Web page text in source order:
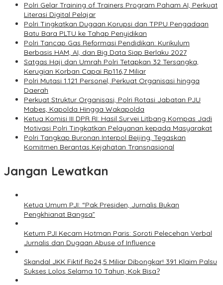
Polri Gelar Training of Trainers Program Paham AI, Perkuat
Literasi Digital Pelajar
Polri Tingkatkan Dugaan Korupsi dan TPPU Pengadaan
Batu Bara PLTU ke Tahap Penyidikan
Polri Tancap Gas Reformasi Pendidikan: Kurikulum
Berbasis HAM, AI, dan Big Data Siap Berlaku 2027
Satgas Haji dan Umrah Polri Tetapkan 32 Tersangka,
Kerugian Korban Capai Rp116,7 Miliar
Polri Mutasi 1.121 Personel, Perkuat Organisasi hingga
Daerah
Perkuat Struktur Organisasi, Polri Rotasi Jabatan PJU
Mabes, Kapolda Hingga Wakapolda
Ketua Komisi III DPR RI: Hasil Survei Litbang Kompas Jadi
Motivasi Polri Tingkatkan Pelayanan kepada Masyarakat
Polri Tangkap Buronan Interpol Beijing, Tegaskan
Komitmen Berantas Kejahatan Transnasional
Jangan Lewatkan
Ketua Umum PJI: “Pak Presiden, Jurnalis Bukan
Pengkhianat Bangsa”
Ketum PJI Kecam Hotman Paris: Soroti Pelecehan Verbal
Jurnalis dan Dugaan Abuse of Influence
Skandal JKK Fiktif Rp24,5 Miliar Dibongkar! 391 Klaim Palsu
Sukses Lolos Selama 10 Tahun, Kok Bisa?